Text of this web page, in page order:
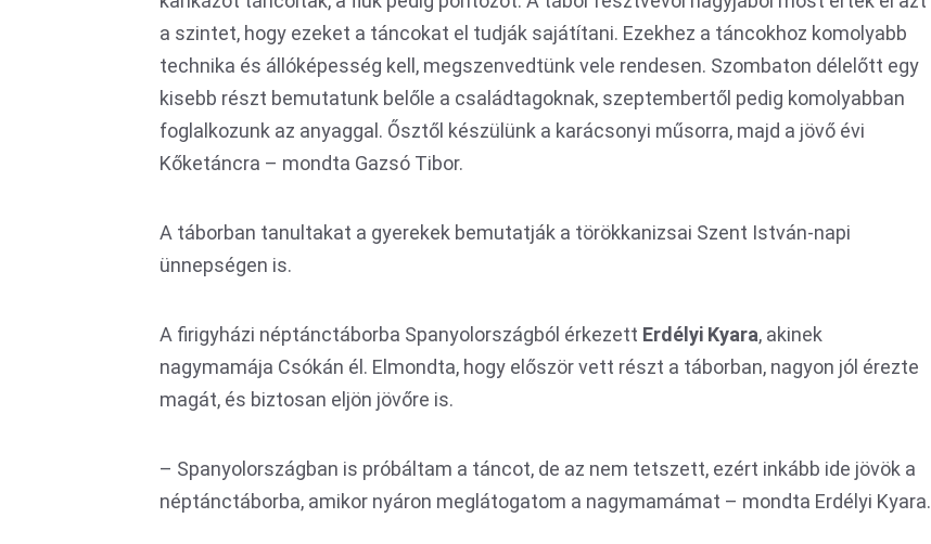
a szintet, hogy ezeket a táncokat el tudják sajátítani. Ezekhez a táncokhoz komolyabb
technika és állóképesség kell, megszenvedtünk vele rendesen. Szombaton délelőtt egy
kisebb részt bemutatunk belőle a családtagoknak, szeptembertől pedig komolyabban
foglalkozunk az anyaggal. Ősztől készülünk a karácsonyi műsorra, majd a jövő évi
Kőketáncra – mondta Gazsó Tibor.
A táborban tanultakat a gyerekek bemutatják a törökkanizsai Szent István-napi
ünnepségen is.
A firigyházi néptánctáborba Spanyolországból érkezett Erdélyi Kyara, akinek
nagymamája Csókán él. Elmondta, hogy először vett részt a táborban, nagyon jól érezte
magát, és biztosan eljön jövőre is.
– Spanyolországban is próbáltam a táncot, de az nem tetszett, ezért inkább ide jövök a
néptánctáborba, amikor nyáron meglátogatom a nagymamámat – mondta Erdélyi Kyara.